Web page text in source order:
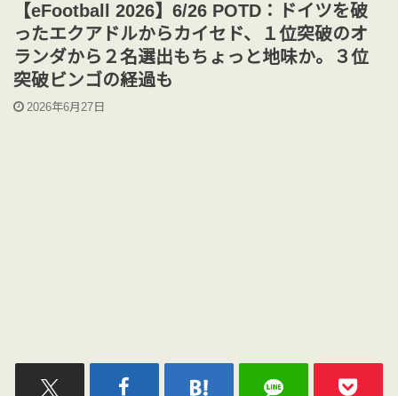
【eFootball 2026】6/26 POTD：ドイツを破
ったエクアドルからカイセド、１位突破のオ
ランダから２名選出もちょっと地味か。３位
突破ビンゴの経過も
2026年6月27日